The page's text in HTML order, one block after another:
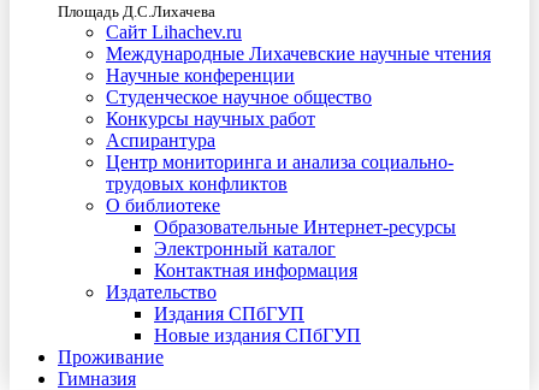
Площадь Д.С.Лихачева
Сайт Lihachev.ru
Международные Лихачевские научные чтения
Научные конференции
Студенческое научное общество
Конкурсы научных работ
Аспирантура
Центр мониторинга и анализа социально-
трудовых конфликтов
О библиотеке
Образовательные Интернет-ресурсы
Электронный каталог
Контактная информация
Издательство
Издания СПбГУП
Новые издания СПбГУП
Проживание
Гимназия